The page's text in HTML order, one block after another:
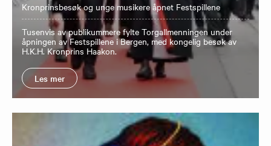
Kronprinsbesøk og unge musikere åpnet Festspillene
Tusenvis av publikummere fylte Torgallmenningen under
åpningen av Festspillene i Bergen, med kongelig besøk av
H.K.H. Kronprins Haakon.
Les mer